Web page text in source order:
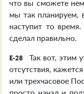
что вы сможете
мы так планируем,
наступит то
сделал правильно.
E-28
Так вот, этим
отсутствия,
или трехчасовое